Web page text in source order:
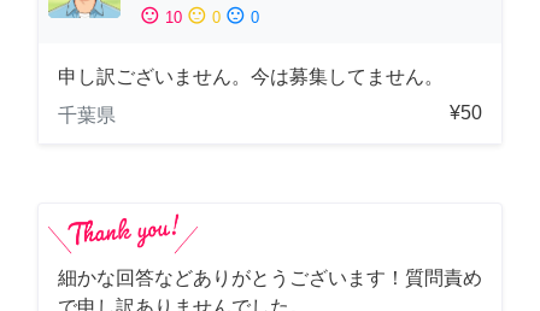
sentiment_satisfied 10 sentiment_neutral 0 sentiment_dissatisfied 0
申し訳ございません。今は募集してません。
千葉県
¥50
細かな回答などありがとうございます！質問責め
で申し訳ありませんでした。